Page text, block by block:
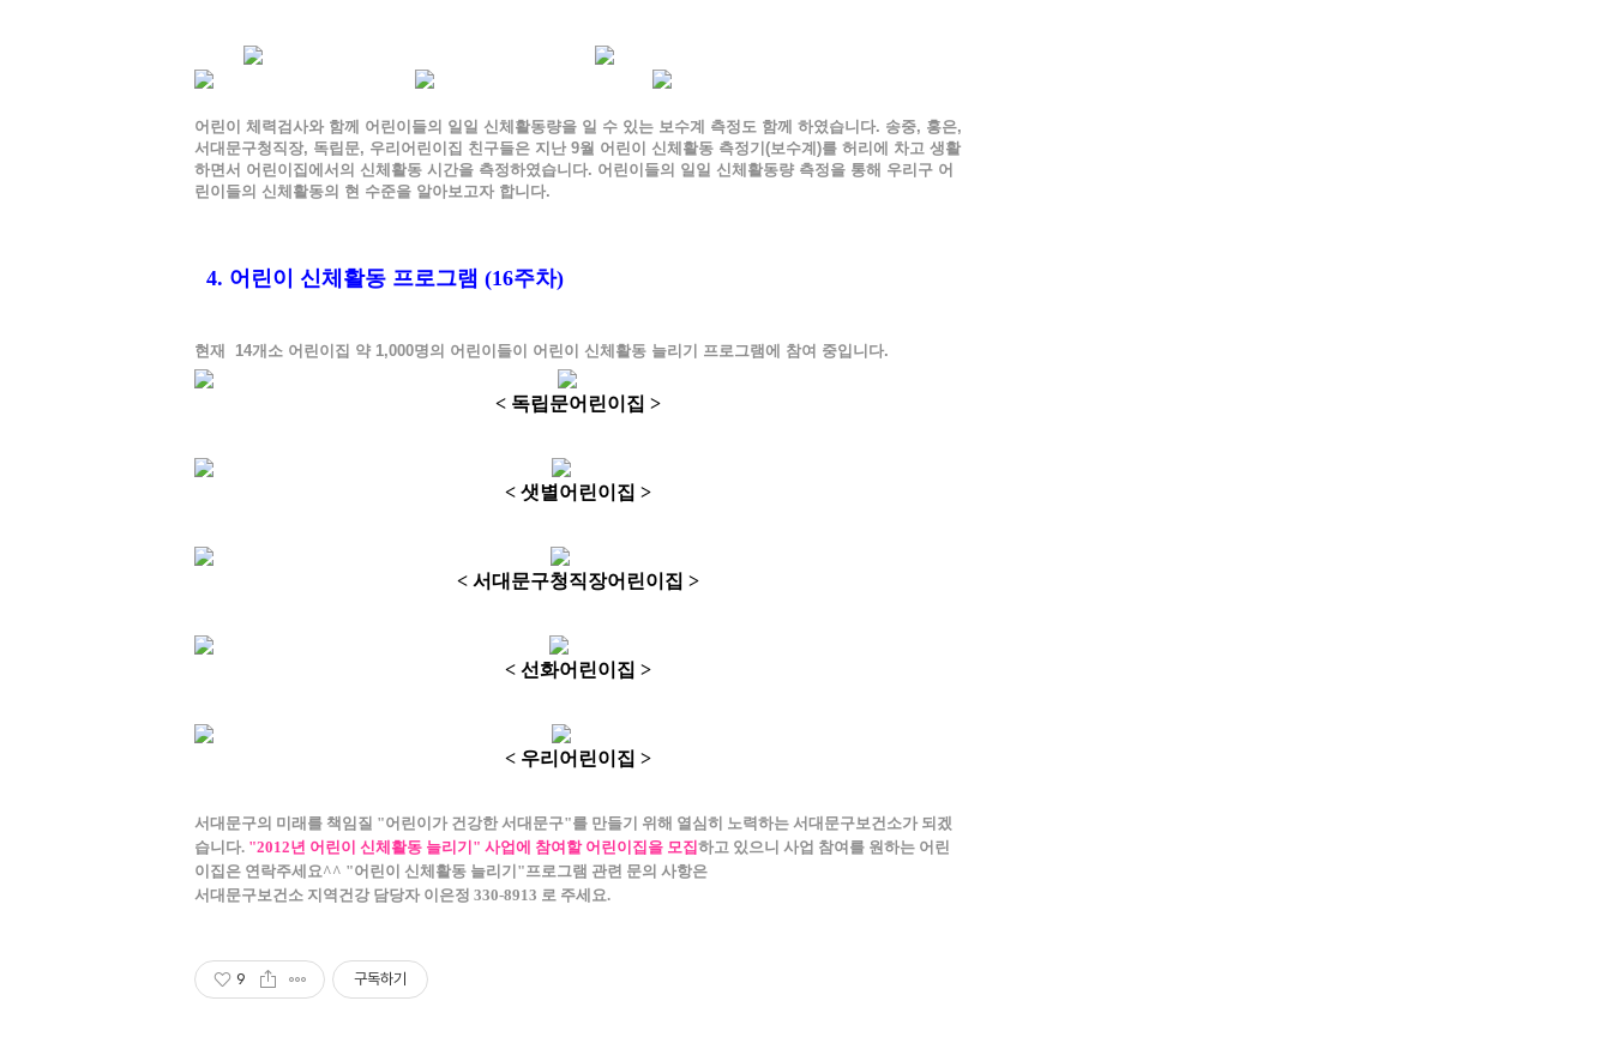
어린이 체력검사와 함께 어린이들의 일일 신체활동량을 일 수 있는 보수계 측정도 함께 하였습니다. 송중, 홍은,
서대문구청직장, 독립문, 우리어린이집 친구들은 지난 9월 어린이 신체활동 측정기(보수계)를 허리에 차고 생활
하면서 어린이집에서의 신체활동 시간을 측정하였습니다. 어린이들의 일일 신체활동량 측정을 통해 우리구 어
린이들의 신체활동의 현 수준을 알아보고자 합니다.
4. 어린이 신체활동 프로그램 (16주차)
현재 14개소 어린이집 약 1,000명의 어린이들이 어린이 신체활동 늘리기 프로그램에 참여 중입니다.
< 독립문어린이집 >
< 샛별어린이집 >
< 서대문구청직장어린이집 >
< 선화어린이집 >
< 우리어린이집 >
서대문구의 미래를 책임질 "어린이가 건강한 서대문구"를 만들기 위해 열심히 노력하는 서대문구보건소가 되겠
습니다. "2012년 어린이 신체활동 늘리기" 사업에 참여할 어린이집을 모집하고 있으니 사업 참여를 원하는 어린
이집은 연락주세요^^ "어린이 신체활동 늘리기"프로그램 관련 문의 사항은
서대문구보건소 지역건강 담당자 이은정 330-8913 로 주세요.
9 구독하기